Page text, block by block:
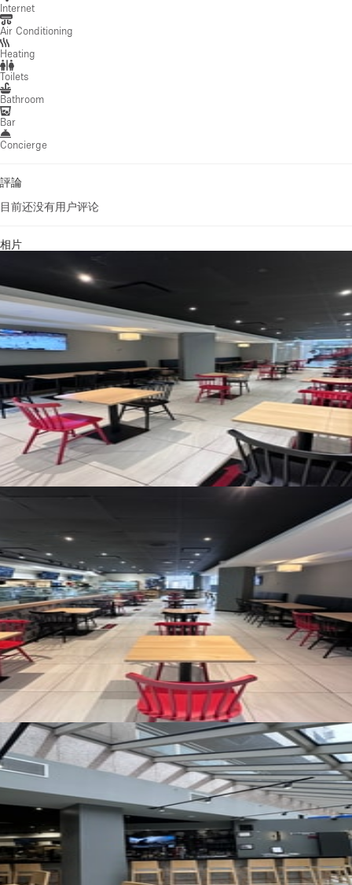
Internet
Air Conditioning
Heating
Toilets
Bathroom
Bar
Concierge
評論
目前还没有用户评论
相片